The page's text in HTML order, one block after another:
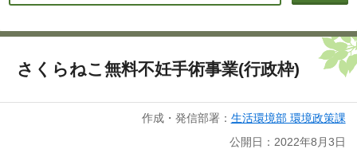
さくらねこ無料不妊手術事業(行政枠)
作成・発信部署： 生活環境部 環境政策課
公開日：2022年8月3日